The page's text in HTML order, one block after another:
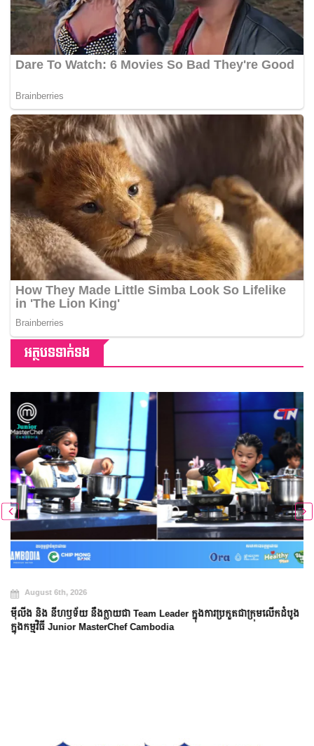
អត្ថបទទាក់ទង
August 6th, 2026
ម៉ីលីង និង នីហឫទ័យ នឹងក្លាយជា Team Leader ក្នុងការប្រកួតជាក្រុមលើកដំបូង
ក្នុងកម្មវិធី Junior MasterChef Cambodia